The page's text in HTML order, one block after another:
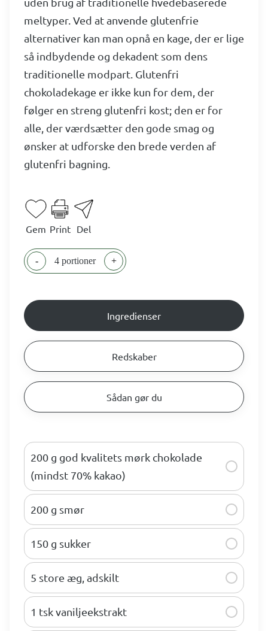
meltyper. Ved at anvende glutenfrie
alternativer kan man opnå en kage, der er lige
så indbydende og dekadent som dens
traditionelle modpart. Glutenfri
chokoladekage er ikke kun for dem, der
følger en streng glutenfri kost; den er for
alle, der værdsætter den gode smag og
ønsker at udforske den brede verden af
glutenfri bagning.
Gem Print Del
- 4 portioner +
Ingredienser
Redskaber
Sådan gør du
200 g god kvalitets mørk chokolade
(mindst 70% kakao)
200 g smør
150 g sukker
5 store æg, adskilt
1 tsk vaniljeekstrakt